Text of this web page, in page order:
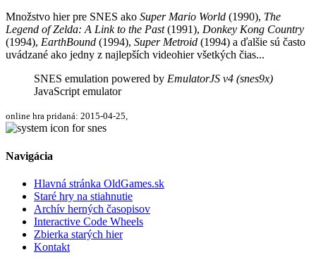
Množstvo hier pre SNES ako Super Mario World (1990), The
Legend of Zelda: A Link to the Past(1991), Donkey Kong Country
(1994), EarthBound (1994), Super Metroid (1994) a ďalšie sú často
uvádzané ako jedny z najlepších videohier všetkých čias...
SNES emulation powered by EmulatorJS v4 (snes9x)
JavaScript emulator
online hra pridaná: 2015-04-25,
Navigácia
Hlavná stránka OldGames.sk
Staré hry na stiahnutie
Archív herných časopisov
Interactive Code Wheels
Zbierka starých hier
Kontakt